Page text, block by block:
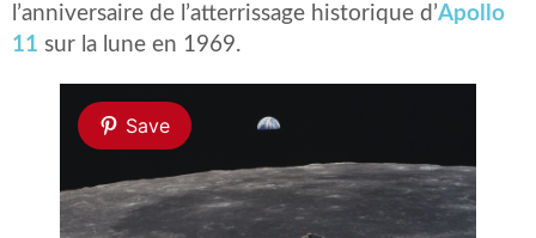
l’anniversaire de l’atterrissage historique d’Apollo
11 sur la lune en 1969.
Save